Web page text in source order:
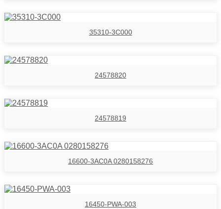
35310-3C000
24578820
24578819
16600-3AC0A 0280158276
16450-PWA-003